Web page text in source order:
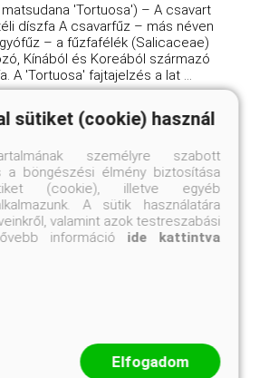
'Tortuosa') – A csavart
díszfa A csavarfűz – más néven
– a fűzfafélék (Salicaceae)
Kínából és Koreából származó
A 'Tortuosa' fajtajelzés a lat ...
sütiket (cookie) használ
személyre szabott
a böngészési élmény biztosítása
(cookie), illetve egyéb
A sütik használatára
valamint azok testreszabási
információ ide kattintva
Elfogadom